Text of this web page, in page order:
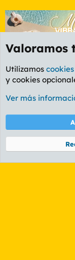
Etiquetas
Cookies
PL
Community platform by
Valoramos
Utilizamos cookies
y cookies
Ver más